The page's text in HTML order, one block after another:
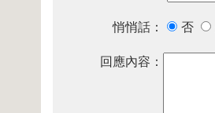
悄悄話： 否
回應內容：